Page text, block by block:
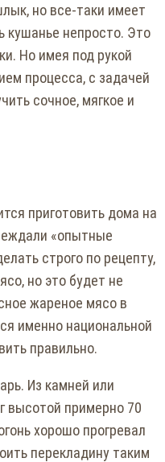
но все-таки имеет
кушанье непросто. Это
Но имея под рукой
процесса, с задачей
сочное, мягкое и
приготовить дома на
«опытные
строго по рецепту,
но это будет не
жареное мясо в
именно национальной
правильно.
Из камней или
высотой примерно 70
хорошо прогревал
перекладину таким